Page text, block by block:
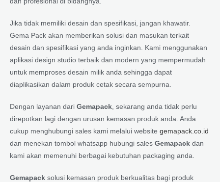
Jika tidak memiliki desain dan spesifikasi, jangan khawatir.
Gema Pack akan memberikan solusi dan masukan terkait
desain dan spesifikasi yang anda inginkan. Kami menggunakan
aplikasi design studio terbaik dan modern yang mempermudah
untuk memproses desain milik anda sehingga dapat
diaplikasikan dalam produk cetak secara sempurna.
Dengan layanan dari Gemapack , sekarang anda tidak perlu
direpotkan lagi dengan urusan kemasan produk anda. Anda
cukup menghubungi sales kami melalui website gemapack.co.id
dan menekan tombol whatsapp hubungi sales Gemapack dan
kami akan memenuhi berbagai kebutuhan packaging anda.
Gemapack solusi kemasan produk berkualitas bagi produk